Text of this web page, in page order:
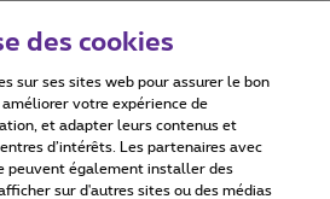
Accessibility statement
des cookies
sur ses sites web pour assurer le bon
votre expérience de
et adapter leurs contenus et
d’intérêts. Les partenaires avec
peuvent également installer des
sur d'autres sites ou des médias